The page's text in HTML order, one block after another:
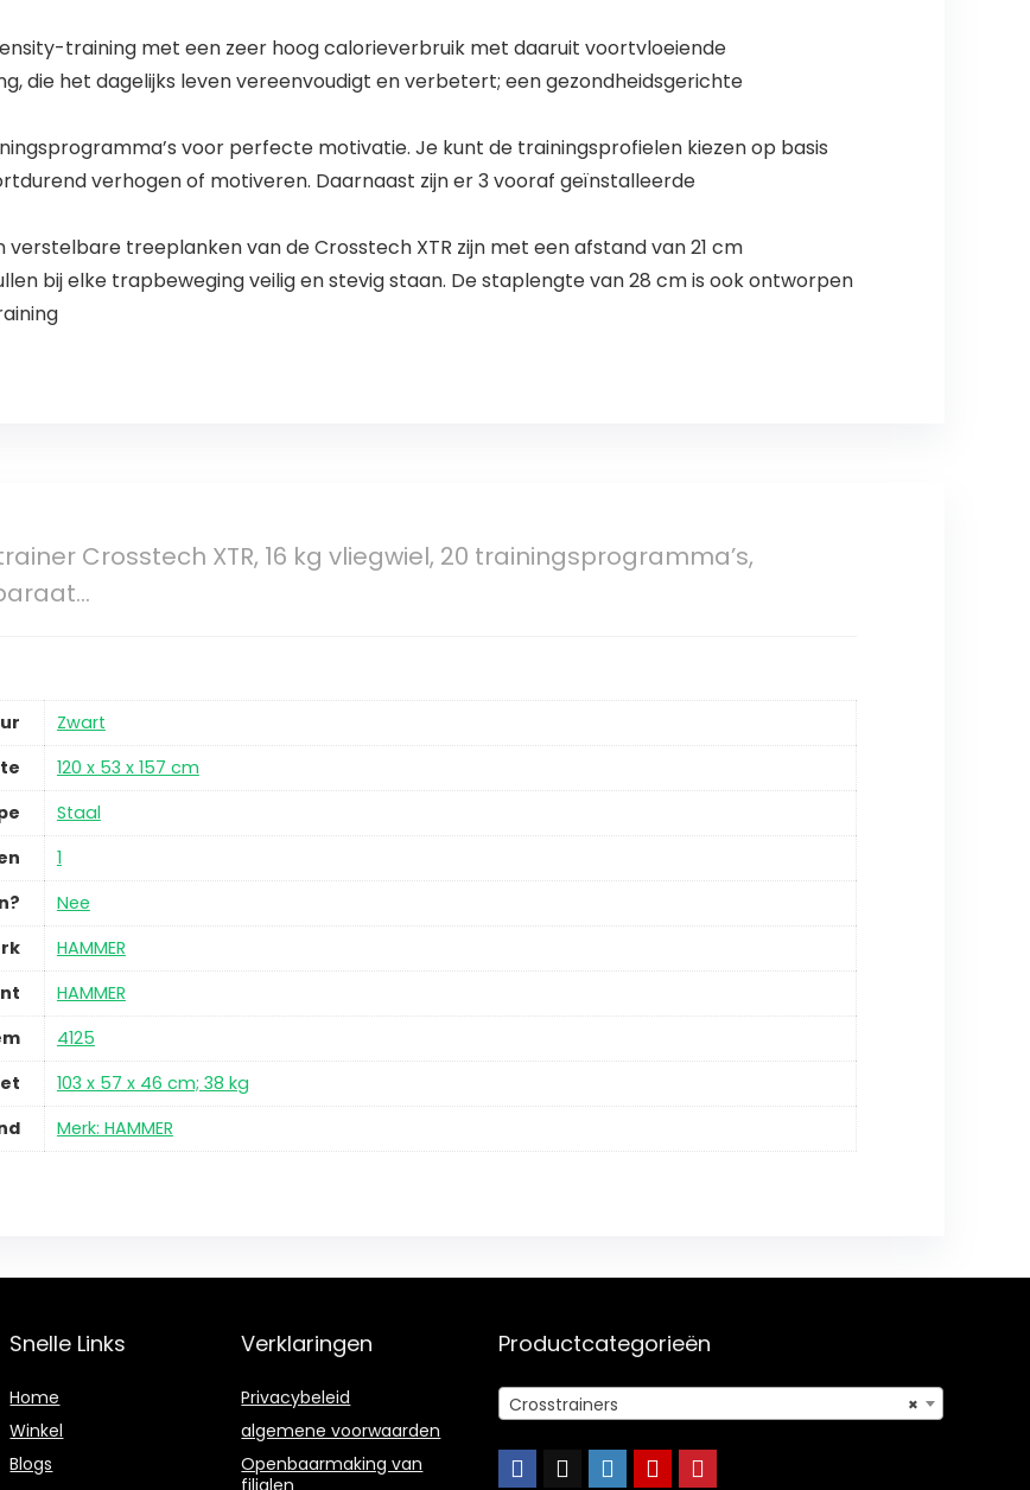
training met een zeer hoog calorieverbruik met daaruit voortvloeiende
die het dagelijks leven vereenvoudigt en verbetert; een gezondheidsgerichte
voor perfecte motivatie. Je kunt de trainingsprofielen kiezen op basis
verhogen of motiveren. Daarnaast zijn er 3 vooraf geïnstalleerde
treeplanken van de Crosstech XTR zijn met een afstand van 21 cm
bij elke trapbeweging veilig en stevig staan. De staplengte van 28 cm is ook ontworpen
Crosstech XTR, 16 kg vliegwiel, 20 trainingsprogramma’s,
Zwart
120 x 53 x 157 cm
Staal
1
Nee
HAMMER
HAMMER
4125
103 x 57 x 46 cm; 38 kg
Merk: HAMMER
Snelle Links
Home
Winkel
Blogs
Verklaringen
Privacybeleid
algemene voorwaarden
Openbaarmaking van
Productcategorieën
×
Crosstrainers